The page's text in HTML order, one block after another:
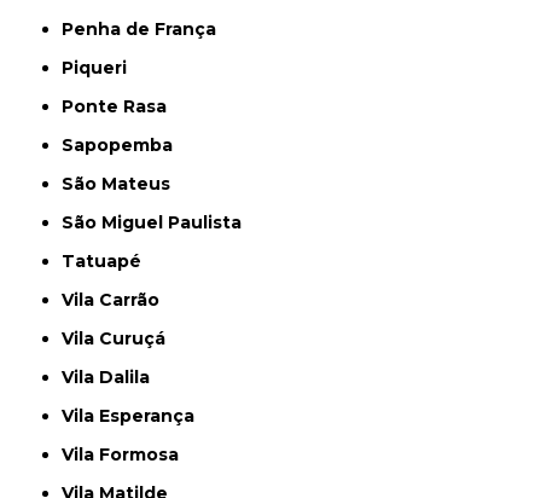
Penha de França
Piqueri
Ponte Rasa
Sapopemba
São Mateus
São Miguel Paulista
Tatuapé
Vila Carrão
Vila Curuçá
Vila Dalila
Vila Esperança
Vila Formosa
Vila Matilde